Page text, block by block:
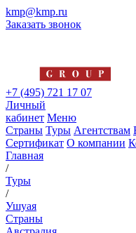
kmp@kmp.ru
Заказать звонок
+7 (495) 721 17 07
Личный
кабинет Меню
Страны Туры Агентствам
Сертификат О компании
Главная
/
Туры
/
Ушуая
Страны